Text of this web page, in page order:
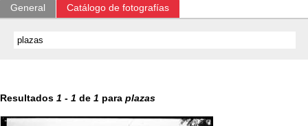
General Catálogo de fotografías
Resultados 1 - 1 de 1 para plazas